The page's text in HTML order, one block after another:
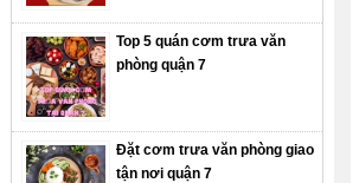
Top 5 quán cơm trưa văn
phòng quận 7
Đặt cơm trưa văn phòng giao
tận nơi quận 7